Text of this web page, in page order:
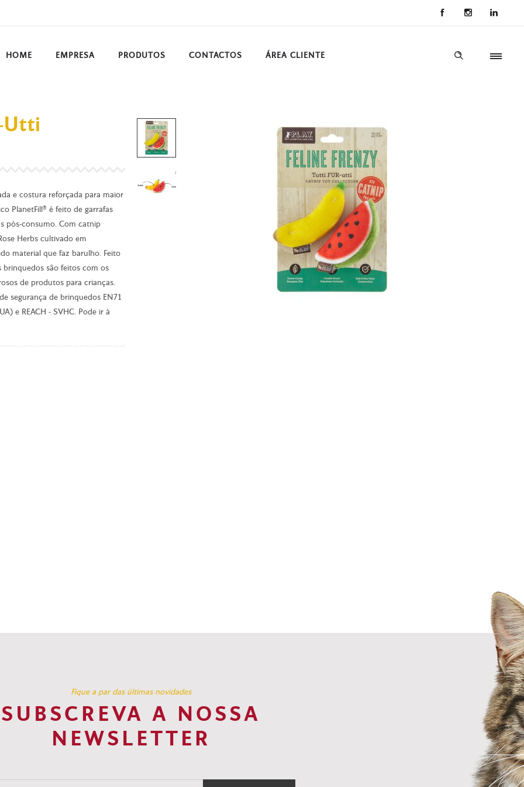
HOME EMPRESA PRODUTOS CONTACTOS ÁREA CLIENTE
Utti
e costura reforçada para maior
PlanetFill® é feito de garrafas
pós-consumo. Com catnip
Herbs cultivado em
material que faz barulho. Feito
brinquedos são feitos com os
de produtos para crianças.
segurança de brinquedos EN71
e REACH - SVHC. Pode ir à
Fique a par das últimas novidades
SUBSCREVA A NOSSA
NEWSLETTER